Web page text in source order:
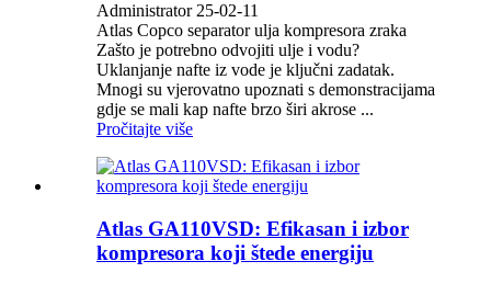
Administrator 25-02-11
Atlas Copco separator ulja kompresora zraka
Zašto je potrebno odvojiti ulje i vodu?
Uklanjanje nafte iz vode je ključni zadatak.
Mnogi su vjerovatno upoznati s demonstracijama
gdje se mali kap nafte brzo širi akrose ...
Pročitajte više
Atlas GA110VSD: Efikasan i izbor
kompresora koji štede energiju